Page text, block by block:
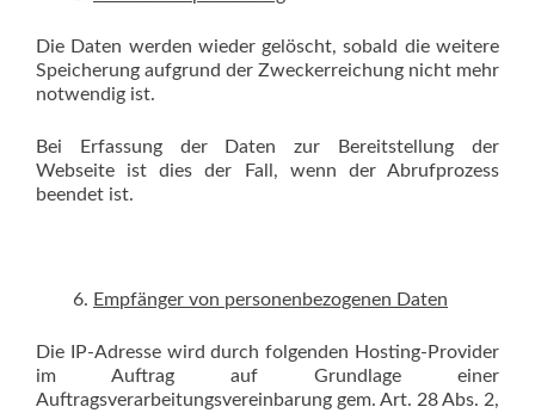
Die Daten werden wieder gelöscht, sobald die weitere
Speicherung aufgrund der Zweckerreichung nicht mehr
notwendig ist.
Bei Erfassung der Daten zur Bereitstellung der
Webseite ist dies der Fall, wenn der Abrufprozess
beendet ist.
Empfänger von personenbezogenen Daten
Die IP-Adresse wird durch folgenden Hosting-Provider
im Auftrag auf Grundlage einer
Auftragsverarbeitungsvereinbarung gem. Art. 28 Abs. 2,